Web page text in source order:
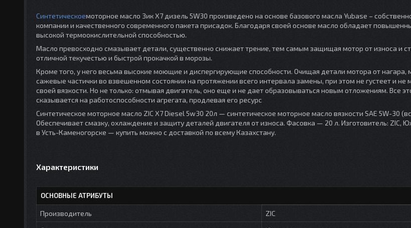
Синтетическоемоторное масло Зик Х7 дизель 5W30 произведено на основе базового масла Yubase –
компании и качественного современного пакета присадок. Благодаря своей основе масло обладает
высокой термоокислительной способностью.
Масло превосходно смазывает детали, существенно снижает трение, тем самым защищая мотор от износа и
отличной текучестью и быстрой прокачкой в морозы.
Кроме того, у него весьма высокие моющие и диспергирующие способности. Очищая детали мотора от нагара,
сажевые частички во взвешенном состоянии на протяжении всего интервала замены, при этом не густеет и не
своей вязкости. Но не только: отмывая двигатель, оно еще и не дает образовываться новым отложениям. Все
сказывается на работоспособности агрегата, продлевая его ресурс
Синтетическое моторное масло ZIC X7 Diesel 5w30 20л — синтетическое моторное масло вязкости SAE 5W-30
Обеспечивает смазку, охлаждение и защиту деталей двигателя от износа. Фасовка — 20 л. Изготовитель: ZIC,
в Усть-Каменогорске — купить можно с доставкой по всему Казахстану.
Характеристики
ОСНОВНЫЕ АТРИБУТЫ
Производитель
ZIC